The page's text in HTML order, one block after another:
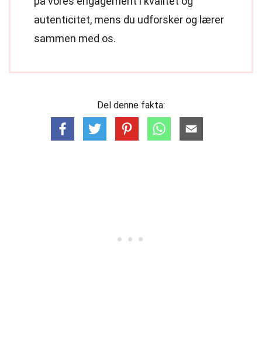
autenticitet, mens du udforsker og lærer
sammen med os.
Del denne fakta: